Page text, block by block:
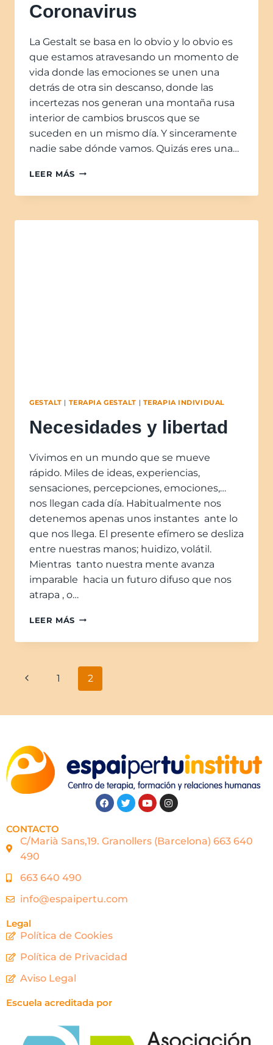
Coronavirus
La Gestalt se basa en lo obvio y lo obvio es
que estamos atravesando un momento de
vida donde las emociones se unen una
detrás de otra sin descanso, donde las
incertezas nos generan una montaña rusa
interior de cambios bruscos que se
suceden en un mismo día. Y sinceramente
nadie sabe dónde vamos. Quizás eres una…
LEER MÁS
GESTALT | TERAPIA GESTALT | TERAPIA INDIVIDUAL
Necesidades y libertad
Vivimos en un mundo que se mueve
rápido. Miles de ideas, experiencias,
sensaciones, percepciones, emociones,…
nos llegan cada día. Habitualmente nos
detenemos apenas unos instantes ante lo
que nos llega. El presente efímero se desliza
entre nuestras manos; huidizo, volátil.
Mientras tanto nuestra mente avanza
imparable hacia un futuro difuso que nos
atrapa , o…
LEER MÁS
1 2
CONTACTO
C/Marià Sans,19. Granollers (Barcelona) 663 640
490
663 640 490
info@espaipertu.com
Legal
Política de Cookies
Política de Privacidad
Aviso Legal
Escuela acreditada por